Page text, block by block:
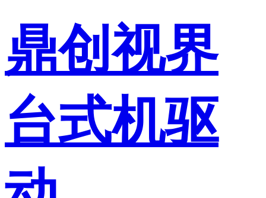
鼎创视界
台式机驱